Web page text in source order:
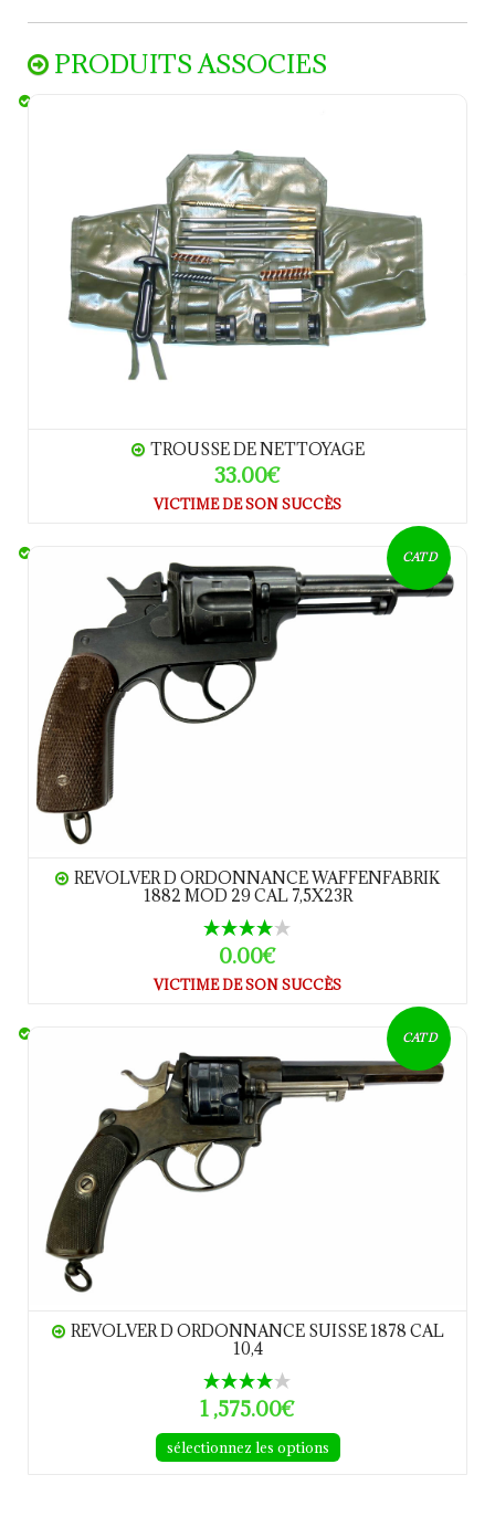
PRODUITS ASSOCIES
Trousse de nettoyage
TROUSSE DE NETTOYAGE
33.00€
VICTIME DE SON SUCCÈS
CAT D
Revolver d Ordonnance Waffenfabrik 1882 MOD 29 CAL 7,5x23R
REVOLVER D ORDONNANCE WAFFENFABRIK
1882 MOD 29 CAL 7,5X23R
0.00€
VICTIME DE SON SUCCÈS
CAT D
Revolver d Ordonnance Suisse 1878 CAL 10,4
REVOLVER D ORDONNANCE SUISSE 1878 CAL
10,4
1 ,575.00€
sélectionnez les options